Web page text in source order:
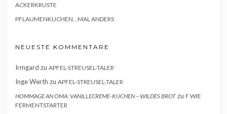
ACKERKRUSTE
PFLAUMENKUCHEN…MAL ANDERS
NEUESTE KOMMENTARE
Irmgard zu APFEL-STREUSEL-TALER
Inge Werth zu APFEL-STREUSEL-TALER
HOMMAGE AN OMA: VANILLECREME-KUCHEN – WILDES BROT zu F WIE
FERMENTSTARTER